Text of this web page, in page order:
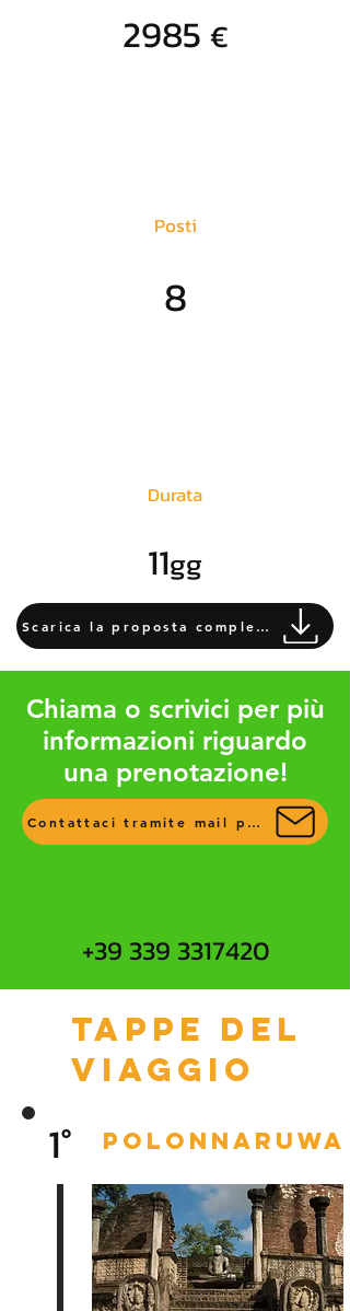
2985 €
Posti
8
Durata
11gg
Scarica la proposta completa
Chiama o scrivici per più
informazioni riguardo
una prenotazione!
Contattaci tramite mail per più info
+39 339 3317420
Tappe del
viaggio
1° polonnaruwa